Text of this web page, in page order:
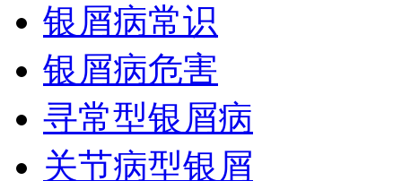
银屑病常识
银屑病危害
寻常型银屑病
关节病型银屑